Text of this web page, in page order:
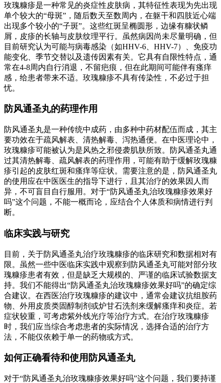
玫瑰糠疹是一种常见的炎症性皮肤病，其特征性表现为先出现
单个较大的“母斑”，随后数天至数周内，在躯干和四肢近心端
出现多个较小的“子斑”。这些红斑呈椭圆形，边缘有糠状鳞
屑，皮疹的长轴与皮肤纹理平行。虽然病因尚未尽量明确，但
目前研究认为可能与病毒感染（如HHV-6、HHV-7）、免疫功
能变化、季节交替以及遗传因素有关。它具有自限性特点，通
常在4-8周内自行消退，不留疤痕，但在此期间可能伴有瘙痒
感，给患者带来不适。玫瑰糠疹不具有传染性，不必过于担
忧。
防风通圣丸的药理作用
防风通圣丸是一种传统中成药，由多种中药材配伍而成，其主
要功效在于疏风解表、清热解毒、泻热通便。在中医理论中，
玫瑰糠疹可能被认为是风热之邪侵袭肌肤所致。防风通圣丸通
过其清热解毒、疏风解表的药理作用，可能有助于缓解玫瑰糠
疹引起的皮肤红斑和瘙痒等症状。需要注意的是，防风通圣丸
的使用应在中医医生的指导下进行，且其治疗的效果因人而
异，不可盲目自行服用。对于“防风通圣丸治玫瑰糠疹效果好
吗”这个问题，不能一概而论，应结合个人体质和病情进行判
断。
临床实践与研究
目前，关于防风通圣丸治疗玫瑰糠疹的临床研究和数据相对有
限。虽然一些中医临床实践中观察到防风通圣丸可能对部分玫
瑰糠疹患者有效，但是缺乏大规模的、严谨的临床试验数据支
持。我们不能得出“防风通圣丸治玫瑰糠疹效果好吗”的确定综
合建议。在西医治疗玫瑰糠疹的建议中，通常会建议抗组胺药
物、外用皮质类固醇制剂或炉甘石洗剂来缓解瘙痒和炎症。若
症状较重，可考虑紫外线光疗等治疗方式。在治疗玫瑰糠疹
时，我们应当综合考虑患者的实际情况，选择合适的治疗方
法，不能仅依赖于单一的药物或方式。
如何正确看待和使用防风通圣丸
对于“防风通圣丸治玫瑰糠疹效果好吗”这个问题，我们要持谨